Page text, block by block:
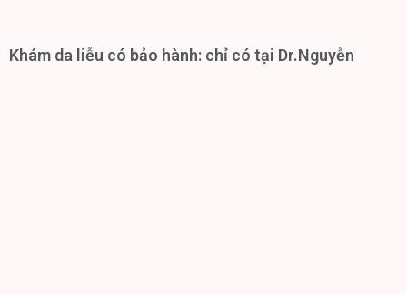
Khám da liễu có bảo hành: chỉ có tại Dr.Nguyễn